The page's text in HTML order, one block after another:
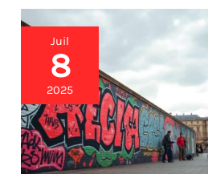
Juil
8
2025
art
berlinois
:
carte
interactive
des
fresques
à
ne